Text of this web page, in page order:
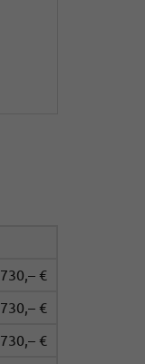
730,– €
730,– €
730,– €